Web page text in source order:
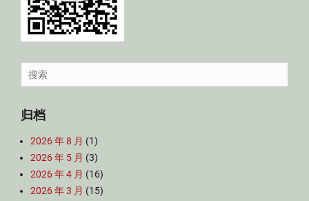
Search
for:
归档
2026 年 8 月 (1)
2026 年 5 月 (3)
2026 年 4 月 (16)
2026 年 3 月 (15)